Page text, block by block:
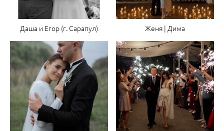
Даша и Егор (г. Сарапул) Женя | Дима